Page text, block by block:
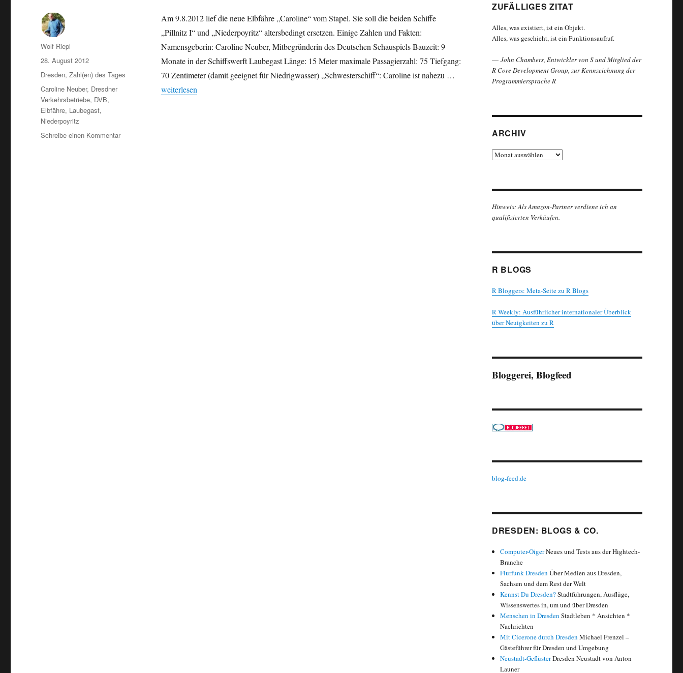
Am 9.8.2012 lief die neue Elbfähre „Caroline“ vom Stapel. Sie soll die beiden Schiffe
„Pillnitz I“ und „Niederpoyritz“ altersbedingt ersetzen. Einige Zahlen und Fakten:
Namensgeberin: Caroline Neuber, Mitbegründerin des Deutschen Schauspiels Bauzeit: 9
Monate in der Schiffswerft Laubegast Länge: 15 Meter maximale Passagierzahl: 75 Tiefgang:
70 Zentimeter (damit geeignet für Niedrigwasser) „Schwesterschiff“: Caroline ist nahezu …
„Neue Dresdner Elbfähre: Stapellauf der „Caroline““
weiterlesen
Autor
Wolf Riepl
Veröffentlicht
am
28. August 2012
Kategorien
Dresden,Zahl(en) des Tages
Schlagwörter
Caroline Neuber, Dresdner
Verkehrsbetriebe, DVB,
Elbfähre, Laubegast,
Niederpoyritz
Schreibe einen Kommentarzu
ZUFÄLLIGES ZITAT
Alles, was existiert, ist ein Objekt.
Alles, was geschieht, ist ein Funktionsaufruf.
— John Chambers, Entwickler von S und Mitglied der
R Core Development Group, zur Kennzeichnung der
Programmiersprache R
ARCHIV
Archiv
Hinweis: Als Amazon-Partner verdiene ich an
qualifizierten Verkäufen.
R BLOGS
R Bloggers: Meta-Seite zu R Blogs
R Weekly: Ausführlicher internationaler Überblick
über Neuigkeiten zu R
Bloggerei, Blogfeed
blog-feed.de
DRESDEN: BLOGS & CO.
Computer-OigerNeues und Tests aus der Hightech-
Branche
Flurfunk Dresden Über Medien aus Dresden,
Sachsen und dem Rest der Welt
Kennst Du Dresden?Stadtführungen, Ausflüge,
Wissenswertes in, um und über Dresden
Menschen in Dresden Stadtleben * Ansichten *
Nachrichten
Mit Cicerone durch Dresden Michael Frenzel –
Gästeführer für Dresden und Umgebung
Neustadt-GeflüsterDresden Neustadt von Anton
Launer